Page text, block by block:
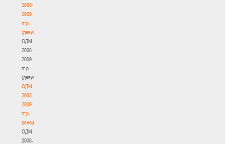
2008-
2009
гг.р.
(девушки)
ОДМ
2008-
2009
гг.р.
(девушки)
ОДМ
2008-
2009
гг.р.
(юноши)
ОДМ
2008-